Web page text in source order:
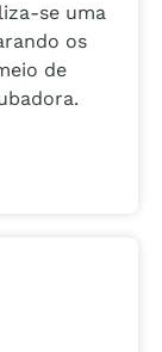
se uma
os
de